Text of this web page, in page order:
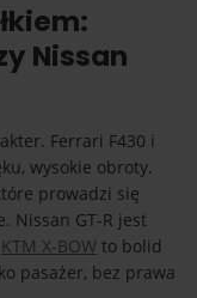
Nissan
Ferrari F430 i
wysokie obroty.
prowadzi się
Nissan GT-R jest
KTM X-BOW to bolid
pasażer, bez prawa